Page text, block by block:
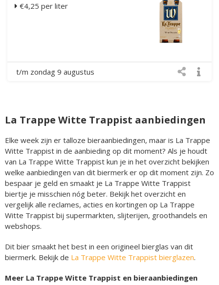
€4,25 per liter
t/m zondag 9 augustus
La Trappe Witte Trappist aanbiedingen
Elke week zijn er talloze bieraanbiedingen, maar is La Trappe
Witte Trappist in de aanbieding op dit moment? Als je houdt
van La Trappe Witte Trappist kun je in het overzicht bekijken
welke aanbiedingen van dit biermerk er op dit moment zijn. Zo
bespaar je geld en smaakt je La Trappe Witte Trappist
biertje je misschien nóg beter. Bekijk het overzicht en
vergelijk alle reclames, acties en kortingen op La Trappe
Witte Trappist bij supermarkten, slijterijen, groothandels en
webshops.
Dit bier smaakt het best in een origineel bierglas van dit
biermerk. Bekijk de La Trappe Witte Trappist bierglazen.
Meer La Trappe Witte Trappist en bieraanbiedingen